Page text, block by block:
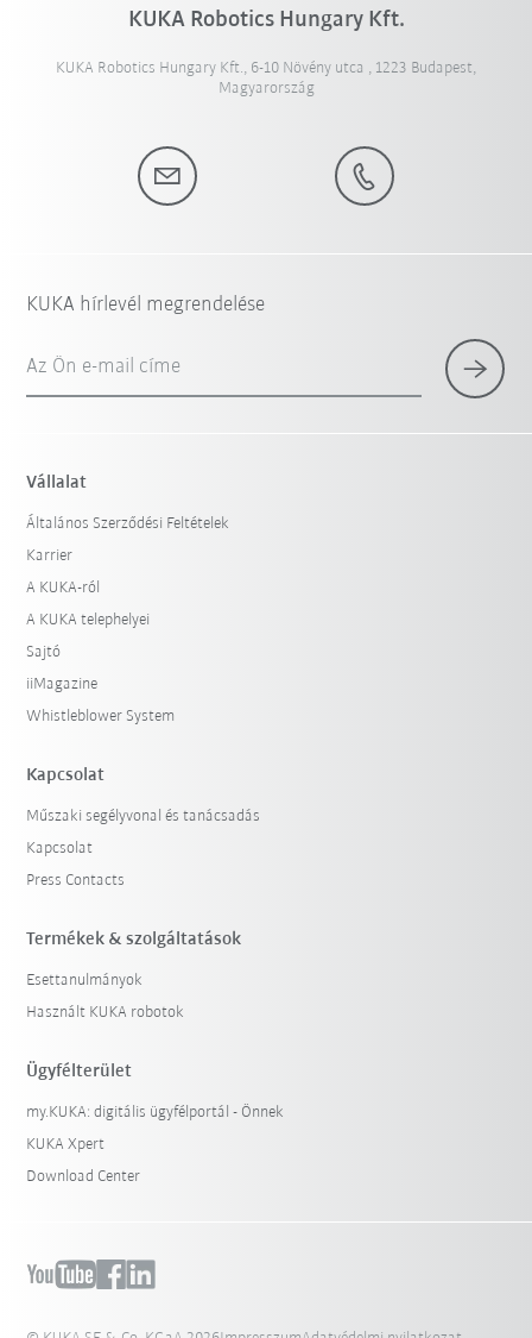
KUKA Robotics Hungary Kft.
KUKA Robotics Hungary Kft., 6-10 Növény utca , 1223 Budapest,
Magyarország
KUKA hírlevél megrendelése
Az Ön e-mail címe
Vállalat
Általános Szerződési Feltételek
Karrier
A KUKA-ról
A KUKA telephelyei
Sajtó
iiMagazine
Whistleblower System
Kapcsolat
Műszaki segélyvonal és tanácsadás
Kapcsolat
Press Contacts
Termékek & szolgáltatások
Esettanulmányok
Használt KUKA robotok
Ügyfélterület
my.KUKA: digitális ügyfélportál - Önnek
KUKA Xpert
Download Center